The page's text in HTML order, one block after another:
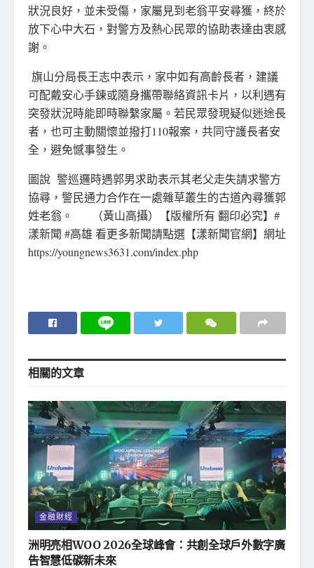
狀況良好，並未受傷，家屬見到老翁平安尋獲，終於
放下心中大石，對警方及熱心民眾的協助表達由衷感
謝。
旗山分局長王志中表示，家中如有高齡長者，建議
可配戴安心手鍊或隨身攜帶聯絡資訊卡片，以利遇有
突發狀況時能即時聯繫家屬。若民眾發現疑似迷途長
者，也可主動關懷並撥打110報案，共同守護長者安
全，避免憾事發生。
圖說 警巡邏時遇郭男求助表示其老父走失請求警方
協尋，警民通力合作在一處雜草叢生的古道內尋獲郭
姓老翁。 （黃山高攝）【版權所有 翻印必究】#
漾新聞 #高雄 看更多新聞請點選【漾新聞官網】網址
https://youngnews3631.com/index.php
相關的文章
金融財經
洲明亮相WOO 2026全球峰會：共創全球戶外數字廣
告智慧低碳新未來